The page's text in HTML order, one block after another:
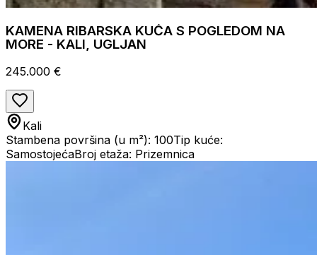
KAMENA RIBARSKA KUĆA S POGLEDOM NA
MORE - KALI, UGLJAN
245.000 €
Kali
Stambena površina (u m²): 100Tip kuće:
SamostojećaBroj etaža: Prizemnica